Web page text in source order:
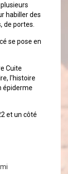
habiller des
de portes.
se pose en
Cuite
l'histoire
épiderme
et un côté